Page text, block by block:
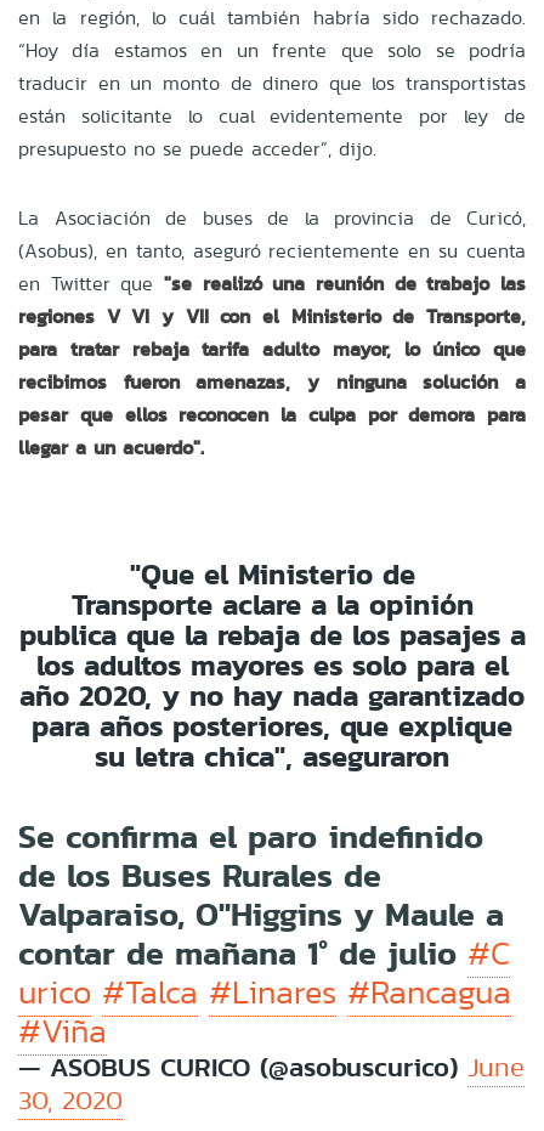
en la región, lo cuál también habría sido rechazado.
“Hoy día estamos en un frente que solo se podría
traducir en un monto de dinero que los transportistas
están solicitante lo cual evidentemente por ley de
presupuesto no se puede acceder”, dijo.
La Asociación de buses de la provincia de Curicó,
(Asobus), en tanto, aseguró recientemente en su cuenta
en Twitter que "se realizó una reunión de trabajo las
regiones V VI y VII con el Ministerio de Transporte,
para tratar rebaja tarifa adulto mayor, lo único que
recibimos fueron amenazas, y ninguna solución a
pesar que ellos reconocen la culpa por demora para
llegar a un acuerdo".
"Que el Ministerio de
Transporte aclare a la opinión
publica que la rebaja de los pasajes a
los adultos mayores es solo para el
año 2020, y no hay nada garantizado
para años posteriores, que explique
su letra chica", aseguraron
Se confirma el paro indefinido
de los Buses Rurales de
Valparaiso, O"Higgins y Maule a
contar de mañana 1° de julio #C
urico #Talca #Linares #Rancagua
#Viña
— ASOBUS CURICO (@asobuscurico) June
30, 2020